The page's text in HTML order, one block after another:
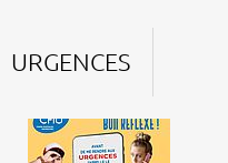
URGENCES